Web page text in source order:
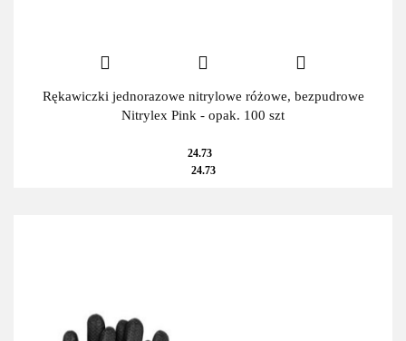
Rękawiczki jednorazowe nitrylowe różowe, bezpudrowe
Nitrylex Pink - opak. 100 szt
24.73
24.73